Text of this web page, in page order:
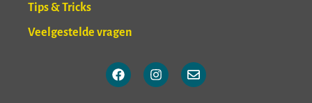
Tips & Tricks
Veelgestelde vragen